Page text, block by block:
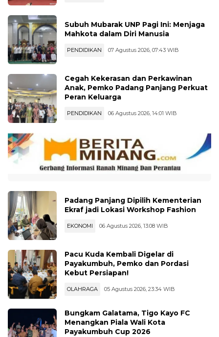
Subuh Mubarak UNP Pagi Ini: Menjaga
Mahkota dalam Diri Manusia
PENDIDIKAN 07 Agustus 2026, 07:43 WIB
Cegah Kekerasan dan Perkawinan
Anak, Pemko Padang Panjang Perkuat
Peran Keluarga
PENDIDIKAN 06 Agustus 2026, 14:01 WIB
Padang Panjang Dipilih Kementerian
Ekraf jadi Lokasi Workshop Fashion
EKONOMI 06 Agustus 2026, 13:08 WIB
Pacu Kuda Kembali Digelar di
Payakumbuh, Pemko dan Pordasi
Kebut Persiapan!
OLAHRAGA 05 Agustus 2026, 23:34 WIB
Bungkam Galatama, Tigo Kayo FC
Menangkan Piala Wali Kota
Payakumbuh Cup 2026